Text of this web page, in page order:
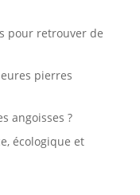
pour retrouver de
pierres
angoisses ?
écologique et